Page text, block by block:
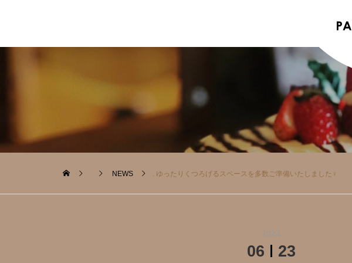
NEWS . ゆったりくつろげるスペースを多数ご準備いたしました‍♀️
2024
06 23